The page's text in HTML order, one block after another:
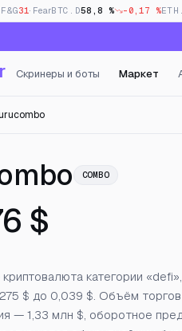
F&G31· FearBTC.D58,8 % -0,17 %
Скринеры и боты Маркет
—
COMBO
$
категории
$ до 0,039 $. Объём
— 1,33 млн $, оборотное